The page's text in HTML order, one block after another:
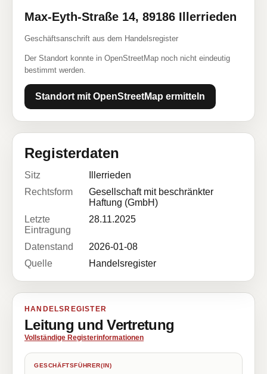
Max-Eyth-Straße 14, 89186 Illerrieden
Geschäftsanschrift aus dem Handelsregister
Der Standort konnte in OpenStreetMap noch nicht eindeutig
bestimmt werden.
Standort mit OpenStreetMap ermitteln
Registerdaten
Sitz
Illerrieden
Rechtsform
Gesellschaft mit beschränkter
Haftung (GmbH)
Letzte
Eintragung
28.11.2025
Datenstand
2026-01-08
Quelle
Handelsregister
HANDELSREGISTER
Leitung und Vertretung
Vollständige Registerinformationen
GESCHÄFTSFÜHRER(IN)